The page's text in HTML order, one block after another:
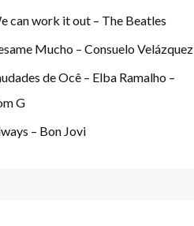
can work it out – The Beatles
Mucho – Consuelo Velázquez
de Ocê – Elba Ramalho –
G
– Bon Jovi